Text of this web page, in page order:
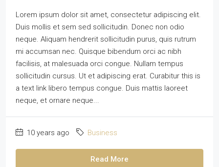
Lorem ipsum dolor sit amet, consectetur adipiscing elit.
Duis mollis et sem sed sollicitudin. Donec non odio
neque. Aliquam hendrerit sollicitudin purus, quis rutrum
mi accumsan nec. Quisque bibendum orci ac nibh
facilisis, at malesuada orci congue. Nullam tempus
sollicitudin cursus. Ut et adipiscing erat. Curabitur this is
a text link libero tempus congue. Duis mattis laoreet
neque, et ornare neque...
10 years ago Business
Read More